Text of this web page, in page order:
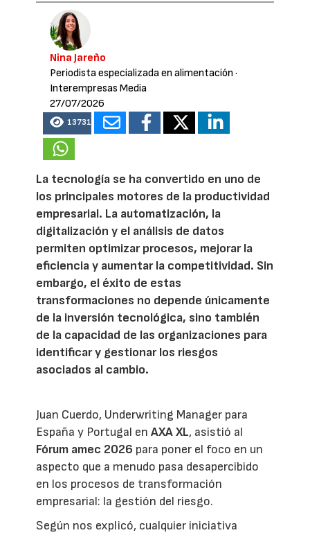
Nina Jareño
Periodista especializada en alimentación ·
Interempresas Media
27/07/2026
13731
La tecnología se ha convertido en uno de
los principales motores de la productividad
empresarial. La automatización, la
digitalización y el análisis de datos
permiten optimizar procesos, mejorar la
eficiencia y aumentar la competitividad. Sin
embargo, el éxito de estas
transformaciones no depende únicamente
de la inversión tecnológica, sino también
de la capacidad de las organizaciones para
identificar y gestionar los riesgos
asociados al cambio.
Juan Cuerdo, Underwriting Manager para
España y Portugal enAXA XL, asistió al
Fórum amec 2026 para poner el foco en un
aspecto que a menudo pasa desapercibido
en los procesos de transformación
empresarial: la gestión del riesgo.
Según nos explicó, cualquier iniciativa